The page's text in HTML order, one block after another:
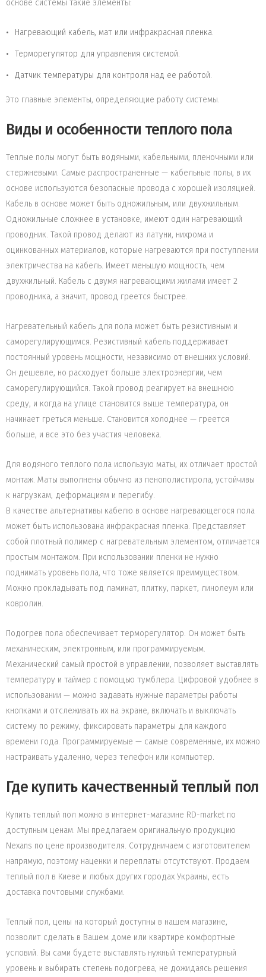
основе системы такие элементы:
Нагревающий кабель, мат или инфракрасная пленка.
Терморегулятор для управления системой.
Датчик температуры для контроля над ее работой.
Это главные элементы, определяющие работу системы.
Виды и особенности теплого пола
Теплые полы могут быть водяными, кабельными, пленочными или
стержневыми. Самые распространенные — кабельные полы, в их
основе используются безопасные провода с хорошей изоляцией.
Кабель в основе может быть одножильным, или двухжильным.
Одножильные сложнее в установке, имеют один нагревающий
проводник. Такой провод делают из латуни, нихрома и
оцинкованных материалов, которые нагреваются при поступлении
электричества на кабель. Имеет меньшую мощность, чем
двухжильный. Кабель с двумя нагревающими жилами имеет 2
проводника, а значит, провод греется быстрее.
Нагревательный кабель для пола может быть резистивным и
саморегулирующимся. Резистивный кабель поддерживает
постоянный уровень мощности, независимо от внешних условий.
Он дешевле, но расходует больше электроэнергии, чем
саморегулирующийся. Такой провод реагирует на внешнюю
среду, и когда на улице становится выше температура, он
начинает греться меньше. Становится холоднее — греется
больше, и все это без участия человека.
Для водяного теплого пола использую маты, их отличает простой
монтаж. Маты выполнены обычно из пенополистирола, устойчивы
к нагрузкам, деформациям и перегибу.
В качестве альтернативы кабелю в основе нагревающегося пола
может быть использована инфракрасная пленка. Представляет
собой плотный полимер с нагревательным элементом, отличается
простым монтажом. При использовании пленки не нужно
поднимать уровень пола, что тоже является преимуществом.
Можно прокладывать под ламинат, плитку, паркет, линолеум или
ковролин.
Подогрев пола обеспечивает терморегулятор. Он может быть
механическим, электронным, или программируемым.
Механический самый простой в управлении, позволяет выставлять
температуру и таймер с помощью тумблера. Цифровой удобнее в
использовании — можно задавать нужные параметры работы
кнопками и отслеживать их на экране, включать и выключать
систему по режиму, фиксировать параметры для каждого
времени года. Программируемые — самые современные, их можно
настраивать удаленно, через телефон или компьютер.
Где купить качественный теплый пол
Купить теплый пол можно в интернет-магазине RD-market по
доступным ценам. Мы предлагаем оригинальную продукцию
Nexans по цене производителя. Сотрудничаем с изготовителем
напрямую, поэтому наценки и переплаты отсутствуют. Продаем
теплый пол в Киеве и любых других городах Украины, есть
доставка почтовыми службами.
Теплый пол, цены на который доступны в нашем магазине,
позволит сделать в Вашем доме или квартире комфортные
условий. Вы сами будете выставлять нужный температурный
уровень и выбирать степень подогрева, не дожидаясь решения